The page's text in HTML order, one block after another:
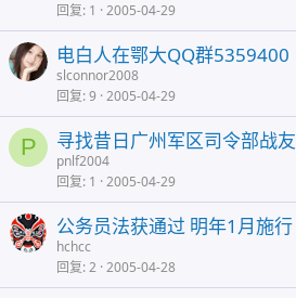
回复 1 2005-04-29
电白人在鄂大QQ群5359400
slconnor2008
回复 9 2005-04-29
P 寻找昔日广州军区司令部战友
pnlf2004
回复 1 2005-04-29
公务员法获通过 明年1月施行
hchcc
回复 2 2005-04-28